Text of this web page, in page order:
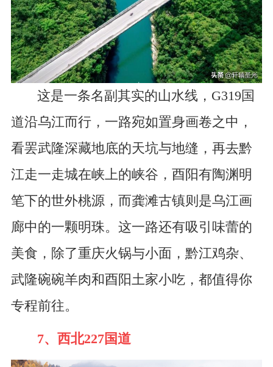
这是一条名副其实的山水线，G319国
道沿乌江而行，一路宛如置身画卷之中，
看罢武隆深藏地底的天坑与地缝，再去黔
江走一走城在峡上的峡谷，酉阳有陶渊明
笔下的世外桃源，而龚滩古镇则是乌江画
廊中的一颗明珠。这一路还有吸引味蕾的
美食，除了重庆火锅与小面，黔江鸡杂、
武隆碗碗羊肉和酉阳土家小吃，都值得你
专程前往。
7、西北227国道